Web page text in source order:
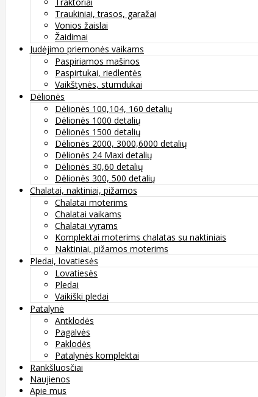
Traukiniai, trasos, garažai
Vonios žaislai
Žaidimai
Judėjimo priemonės vaikams
Paspiriamos mašinos
Paspirtukai, riedlentės
Vaikštynės, stumdukai
Dėlionės
Dėlionės 100,104, 160 detalių
Dėlionės 1000 detalių
Dėlionės 1500 detalių
Dėlionės 2000, 3000,6000 detalių
Dėlionės 24 Maxi detalių
Dėlionės 30,60 detalių
Dėlionės 300, 500 detalių
Chalatai, naktiniai, pižamos
Chalatai moterims
Chalatai vaikams
Chalatai vyrams
Komplektai moterims chalatas su naktiniais
Naktiniai, pižamos moterims
Pledai, lovatiesės
Lovatiesės
Pledai
Vaikiški pledai
Patalynė
Antklodės
Pagalvės
Paklodės
Patalynės komplektai
Rankšluosčiai
Naujienos
Apie mus